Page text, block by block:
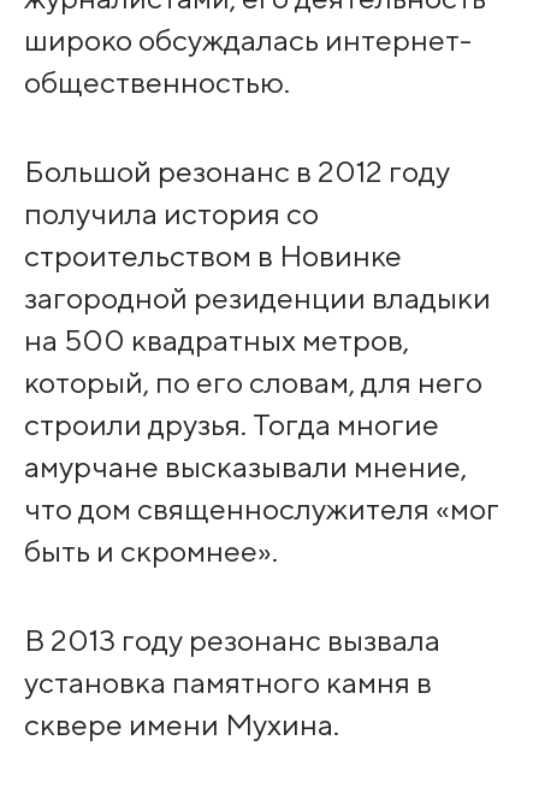
широко обсуждалась интернет-
общественностью.
Большой резонанс в 2012 году
получила история со
строительством в Новинке
загородной резиденции владыки
на 500 квадратных метров,
который, по его словам, для него
строили друзья. Тогда многие
амурчане высказывали мнение,
что дом священнослужителя «мог
быть и скромнее».
В 2013 году резонанс вызвала
установка памятного камня в
сквере имени Мухина.